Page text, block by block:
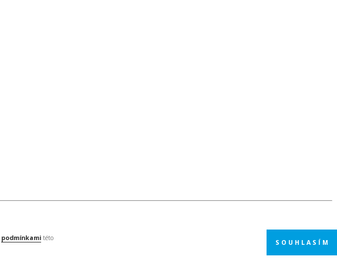
podmínkami této
SOUHLASÍM